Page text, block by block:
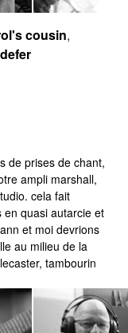
cousin,
de prises de chant,
ampli marshall,
cela fait
en quasi autarcie et
et moi devrions
au milieu de la
tambourin